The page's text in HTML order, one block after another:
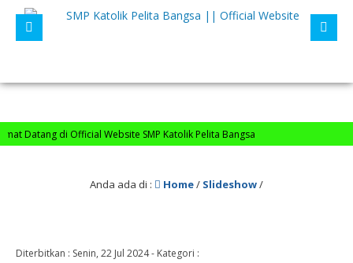
Datang di Official Website SMP Katolik Pelita Bangsa
Anda ada di : Home/ Slideshow/
Diterbitkan : Senin, 22 Jul 2024- Kategori :